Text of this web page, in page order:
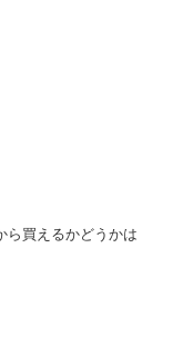
ら買えるかどうかは